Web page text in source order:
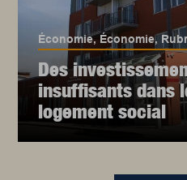
Économie,Économie,
Des
insuffisants dans
logement social